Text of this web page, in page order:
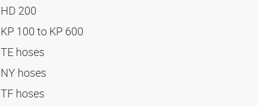
HD 200
KP 100 to KP 600
TE hoses
NY hoses
TF hoses